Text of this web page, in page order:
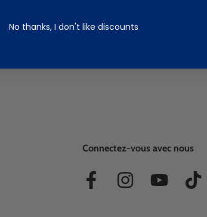
Connectez-vous avec nous
No thanks, I don't like discounts